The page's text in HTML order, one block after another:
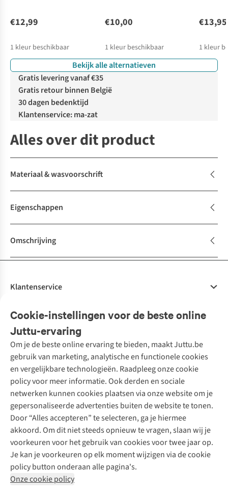
€12,99
1 kleur beschikbaar
€10,00
1 kleur beschikbaar
€13,95
1 kleur
Bekijk alle alternatieven
Gratis levering vanaf €35
Gratis retour binnen België
30 dagen bedenktijd
Klantenservice: ma-zat
Alles over dit product
Materiaal & wasvoorschrift
Eigenschappen
Omschrijving
Cookie-instellingen voor de beste online
Juttu-ervaring
Om je de beste online ervaring te bieden, maakt Juttu.be
gebruik van marketing, analytische en functionele cookies
en vergelijkbare technologieën. Raadpleeg onze cookie
policy voor meer informatie. Ook derden en sociale
netwerken kunnen cookies plaatsen via onze website om je
gepersonaliseerde advertenties buiten de website te tonen.
Door “Alles accepteren” te selecteren, ga je hiermee
akkoord. Om dit niet steeds opnieuw te vragen, slaan wij je
voorkeuren voor het gebruik van cookies voor twee jaar op.
Je kan je voorkeuren op elk moment wijzigen via de cookie
policy button onderaan alle pagina's.
Onze cookie policy
Klantenservice
Bestellen
Betalen
10% studentenkorting
Klarna - achteraf betalen
Levering
Retourneren
Bestelling herroepen
Garantie
Contact
Onze diensten
Tweedehands - ReJUsed
Kledingatelier
Personal shopping
Textielbox
Events / workshops
Juttu
Over ons
Juttu Friends
Inspiratie
Werken bij Juttu
Onze winkels
De wereld van Juttu
Verantwoord ondernemen
Toegankelijkheidsverklaring
Merken
Nathalie Vleeschouwer
Selected dames
HKLiving
Dickies
Sessùn
Strom
O My Bag
Revolution
Meld je aan voor de nieuwsbrief
Follow us